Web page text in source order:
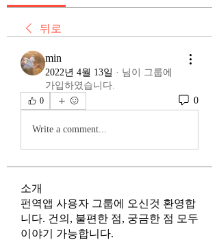
뒤로
min
2022년 4월 13일 · 님이 그룹에
가입하였습니다.
0 0
Write a comment...
소개
펀역앱 사용자 그룹에 오신것 환영합
니다. 건의, 불편한 점, 궁금한 점 모두
이야기 가능합니다.